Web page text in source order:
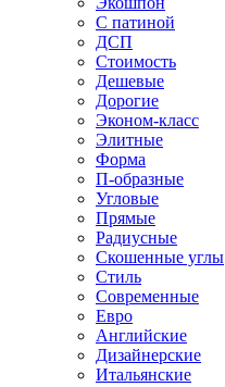
С патиной
ДСП
Стоимость
Дешевые
Дорогие
Эконом-класс
Элитные
Форма
П-образные
Угловые
Прямые
Радиусные
Скошенные углы
Стиль
Современные
Евро
Английские
Дизайнерские
Итальянские